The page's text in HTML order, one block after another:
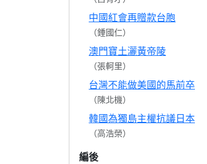
中國紅會再贈款台胞
（鍾國仁）
澳門寶土灑黃帝陵
（張軻里）
台灣不能做美國的馬前卒
（陳北機）
韓國為獨島主權抗議日本
（高浩榮）
編後